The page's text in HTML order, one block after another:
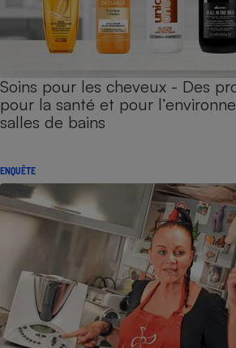
Soins pour les cheveux - Des
pour la santé et pour
salles de bains
ENQUÊTE